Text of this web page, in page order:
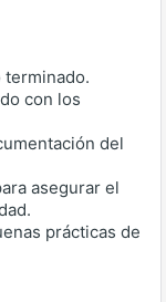
terminado.
con los
del
asegurar el
prácticas de